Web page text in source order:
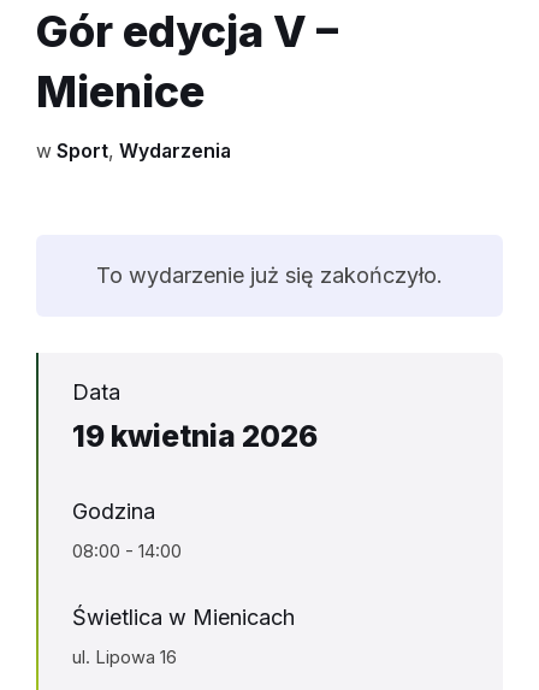
Gór edycja V –
Mienice
w Sport, Wydarzenia
To wydarzenie już się zakończyło.
Data
19 kwietnia 2026
Godzina
08:00 - 14:00
Świetlica w Mienicach
ul. Lipowa 16